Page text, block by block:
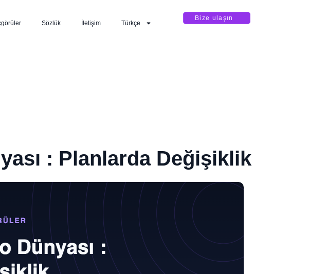
Sözlük İletişim Türkçe
Bize ulaşın
: Planlarda Değişiklik